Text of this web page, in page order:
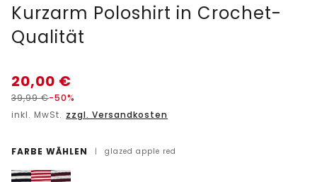
Kurzarm Poloshirt in Crochet-
Qualität
20,00 €
39,99€-50%
inkl. MwSt. zzgl. Versandkosten
FARBE WÄHLEN | glazed apple red